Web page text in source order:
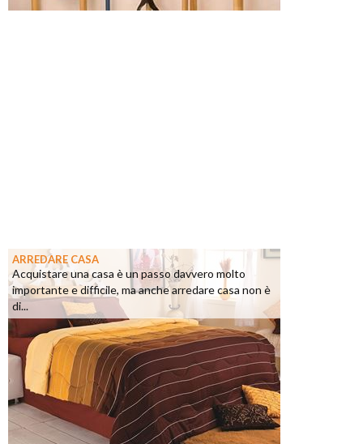
ARREDARE CASA
Acquistare una casa è un passo davvero molto
importante e difficile, ma anche arredare casa non è
di...